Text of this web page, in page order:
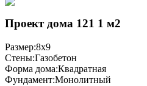
Проект дома 121 1 м2
Размер:8x9
Стены:Газобетон
Форма дома:Квадратная
Фундамент:Монолитный